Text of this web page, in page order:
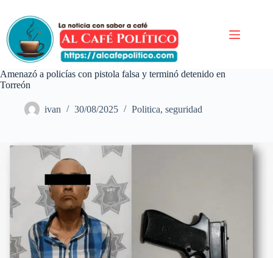
contenido
Amenazó a policías con pistola falsa y terminó detenido en
Torreón
ivan 30/08/2025 Politica, seguridad